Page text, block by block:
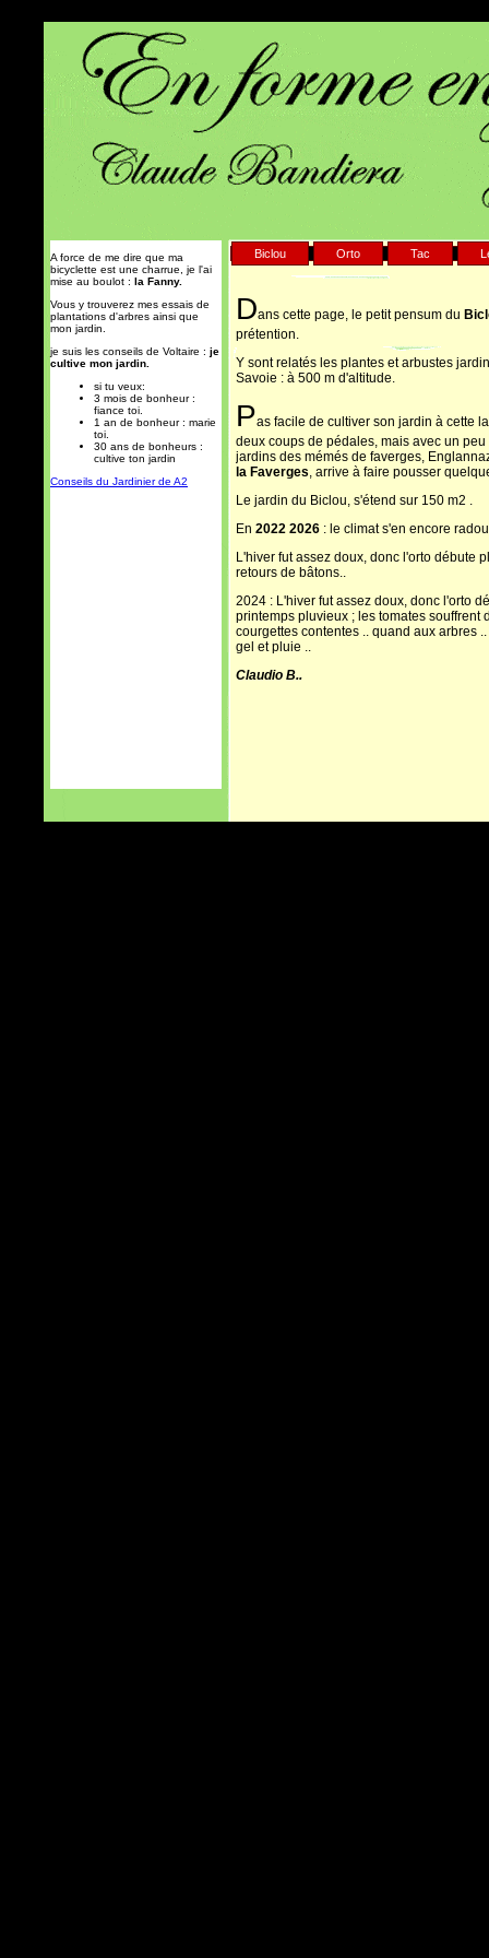
Biclou Orto Tac
A force de me dire que ma
bicyclette est une charrue, je l'ai
mise au boulot : la Fanny.
Vous y trouverez mes essais de
plantations d'arbres ainsi que
mon jardin.
je suis les conseils de Voltaire : je
cultive mon jardin.
si tu veux:
3 mois de bonheur :
fiance toi.
1 an de bonheur : marie
toi.
30 ans de bonheurs :
cultive ton jardin
Conseils du Jardinier de A2
Dans cette page, le petit pensum du
prétention.
Y sont relatés les plantes et arbustes
Savoie : à 500 m d'altitude.
Pas facile de cultiver son jardin à cette
deux coups de pédales, mais avec un
jardins des mémés de faverges,
la Faverges, arrive à faire pousser
Le jardin du Biclou, s'étend sur 150 m2 .
En 2022 2026 : le climat s'en encore
L'hiver fut assez doux, donc l'orto débute
retours de bâtons..
2024 : L'hiver fut assez doux, donc l'orto
printemps pluvieux ; les tomates souffrent
courgettes contentes .. quand aux arbres
gel et pluie ..
Claudio B..